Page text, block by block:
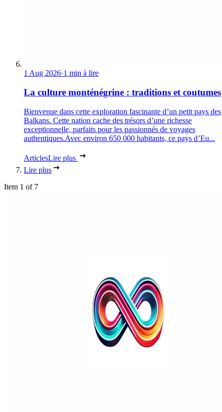
1 Aug 2026·1 min à lire
La culture monténégrine : traditions et coutumes
Bienvenue dans cette exploration fascinante d’un petit pays des
Balkans. Cette nation cache des trésors d’une richesse
exceptionnelle, parfaits pour les passionnés de voyages
authentiques.Avec environ 650 000 habitants, ce pays d’Eu...
ArticlesLire plus
Lire plus
Item 1 of 7